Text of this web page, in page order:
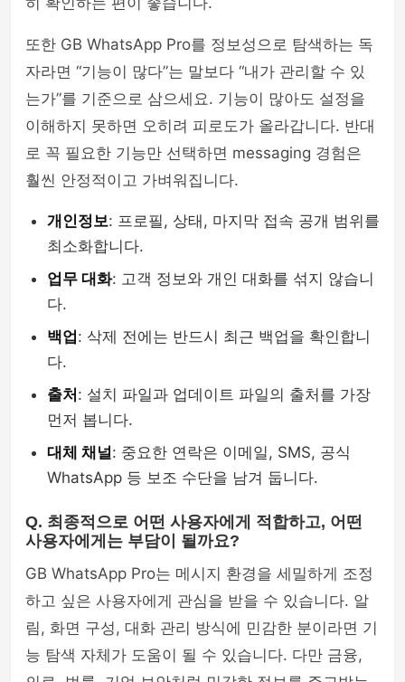
또한 GB WhatsApp Pro를 정보성으로 탐색하는 독
자라면 “기능이 많다”는 말보다 “내가 관리할 수 있
는가”를 기준으로 삼으세요. 기능이 많아도 설정을
이해하지 못하면 오히려 피로도가 올라갑니다. 반대
로 꼭 필요한 기능만 선택하면 messaging 경험은
훨씬 안정적이고 가벼워집니다.
개인정보: 프로필, 상태, 마지막 접속 공개 범위를
최소화합니다.
업무 대화: 고객 정보와 개인 대화를 섞지 않습니
다.
백업 : 삭제 전에는 반드시 최근 백업을 확인합니
다.
출처 : 설치 파일과 업데이트 파일의 출처를 가장
먼저 봅니다.
대체 채널: 중요한 연락은 이메일, SMS, 공식
WhatsApp 등 보조 수단을 남겨 둡니다.
Q. 최종적으로 어떤 사용자에게 적합하고, 어떤
사용자에게는 부담이 될까요?
GB WhatsApp Pro는 메시지 환경을 세밀하게 조정
하고 싶은 사용자에게 관심을 받을 수 있습니다. 알
림, 화면 구성, 대화 관리 방식에 민감한 분이라면 기
능 탐색 자체가 도움이 될 수 있습니다. 다만 금융,